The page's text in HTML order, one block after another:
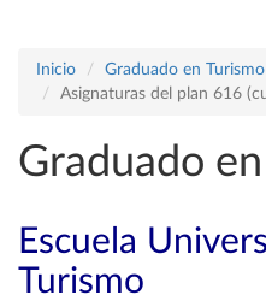
Inicio
Graduado en Turismo
Asignaturas del plan 616
Graduado
Escuela
Turismo